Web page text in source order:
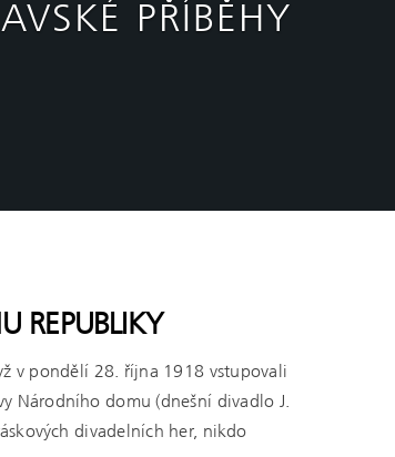
PŘÍBĚHY
REPUBLIKY
v pondělí 28. října 1918 vstupovali
Národního domu (dnešní divadlo J.
divadelních her, nikdo